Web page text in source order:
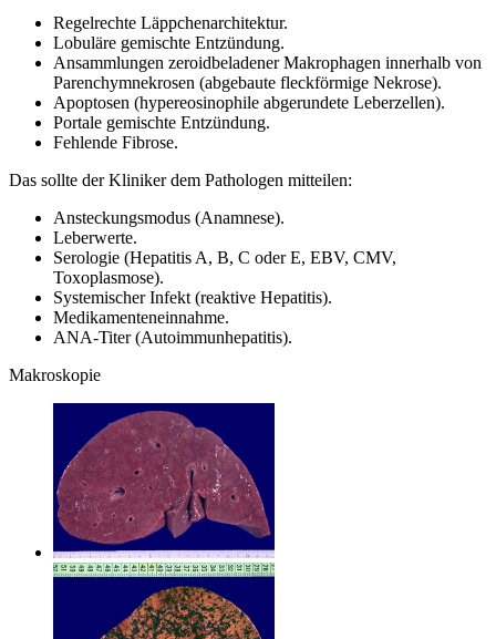
Regelrechte Läppchenarchitektur.
Lobuläre gemischte Entzündung.
Ansammlungen zeroidbeladener Makrophagen innerhalb von
Parenchymnekrosen (abgebaute fleckförmige Nekrose).
Apoptosen (hypereosinophile abgerundete Leberzellen).
Portale gemischte Entzündung.
Fehlende Fibrose.
Das sollte der Kliniker dem Pathologen mitteilen:
Ansteckungsmodus (Anamnese).
Leberwerte.
Serologie (Hepatitis A, B, C oder E, EBV, CMV,
Toxoplasmose).
Systemischer Infekt (reaktive Hepatitis).
Medikamenteneinnahme.
ANA-Titer (Autoimmunhepatitis).
Makroskopie